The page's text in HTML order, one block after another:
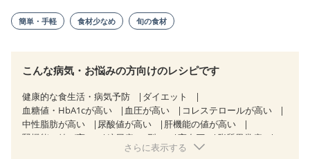
簡単・手軽 食材少なめ 旬の食材
こんな病気・お悩みの方向けのレシピです
健康的な食生活・病気予防
ダイエット
血糖値・HbA1cが高い
血圧が高い
コレステロールが高い
中性脂肪が高い
尿酸値が高い
肝機能の値が高い
腎機能の値が高い
糖尿病（2型） 高血圧
脂質異常症
狭心症 心筋梗塞
さらに表示する